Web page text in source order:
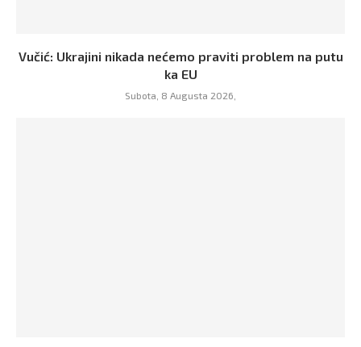
Vučić: Ukrajini nikada nećemo praviti problem na putu
ka EU
Subota, 8 Augusta 2026,